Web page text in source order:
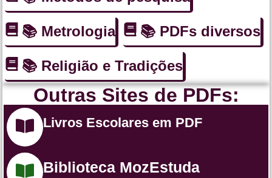
📚 Metrologia 📚 PDFs diversos
📚 Religião e Tradições
Outras Sites de PDFs:
Livros Escolares em PDF
Biblioteca MozEstuda